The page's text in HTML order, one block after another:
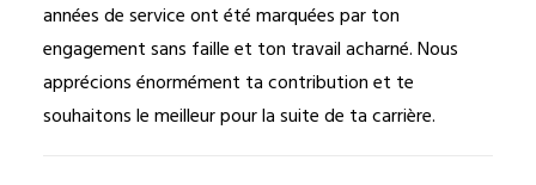
années de service ont été marquées par ton
engagement sans faille et ton travail acharné. Nous
apprécions énormément ta contribution et te
souhaitons le meilleur pour la suite de ta carrière.